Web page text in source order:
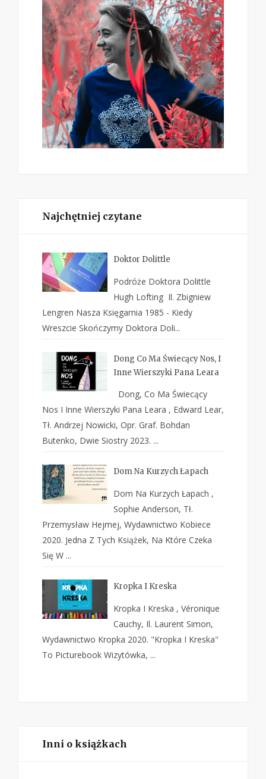
Najchętniej czytane
Doktor Dolittle
Podróże Doktora Dolittle
Hugh Lofting Il. Zbigniew
Lengren Nasza Księgarnia 1985 - Kiedy
Wreszcie Skończymy Doktora Doli...
Dong Co Ma Świecący Nos, I
Inne Wierszyki Pana Leara
Dong, Co Ma Świecący
Nos I Inne Wierszyki Pana Leara , Edward Lear,
Tł. Andrzej Nowicki, Opr. Graf. Bohdan
Butenko, Dwie Siostry 2023. ...
Dom Na Kurzych Łapach
Dom Na Kurzych Łapach ,
Sophie Anderson, Tł.
Przemysław Hejmej, Wydawnictwo Kobiece
2020. Jedna Z Tych Książek, Na Które Czeka
Się W ...
Kropka I Kreska
Kropka I Kreska , Véronique
Cauchy, Il. Laurent Simon,
Wydawnictwo Kropka 2020. "Kropka I Kreska"
To Picturebook Wizytówka, ...
Inni o książkach